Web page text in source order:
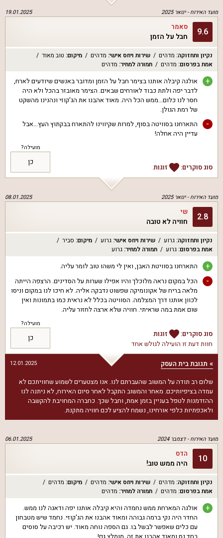
מועד האירוח -ינואר 2025 19.01.2025
9.6 סאמר
חבל על הזמן
נקיון ותחזוקה: מדהים שירות ויחס אישי: מדהים מיקום: טוב מאוד
אמת בפרסום: מדהים תמורה למחיר: מדהים
+
אולגה קיבלה אותנו בצימר חבל על הזמן ומדובר באנשים שיודעים לארח,
לדבר יפה ולתת כבוד לאורחים שבאים. הצימר מאובזר בהכל ולא היה
חסר לנו כלום...ממש הכל היה. מאוד אהבנו את הג'קוזי ונהנינו מהשקט
של רמת הגולן.
-
התארחנו בסוויטה בסוף, למרות שקיווינו להתארח בבקתוץ העץ...אבל
עדיין היה אחלה!
סוג סוקרים: זוגות
מועילה?
כן
מועד האירוח -ינואר 2025 08.01.2025
2.8 שי
חוויה לא טובה
נקיון ותחזוקה: גרוע שירות ויחס אישי: גרוע מיקום: סביר
אמת בפרסום: גרוע תמורה למחיר: גרוע
+ התארחנו בסוויטת האבן, ואין לי משהו טוב לומר עליה.
-
הכל במקום נראה מלוכלך והיו אפילו שערות על הסדינים. הרצפה הייתה
מלאה בריח של אקונומיקה שפשוט נדבקה אליה. לא חיכו לנו במקום וניסו
לכוון אותנו דרך המצלמה. הסוויטה בכלל לא נראית כמו בתמונות ואין
שום אמת במה שראיתי. חוויה שלא ארצה לחזור עליה.
סוג סוקרים:
זוגות
חוות דעת זו הועילה לגולש אחד
מועילה?
כן
תגובת בית העסק 12.01.2025
שלום רב תודה על המשוב שהעברתם לנו. אנו מצטערים לשמוע שחוויתכם לא
עמדה בציפיותיכם. מאחר והמשוב התקבל לאחר סיום האירוח, לא ניתנה לנו
ההזדמנות לטפל בעניין בזמן אמת, וחבל שכך. כחברה המחויבת להקשבה
ולאכפתיות כלפי אורחינו, נשמח להציע לכם חוויה מתקנת.
מועד האירוח -דצמבר 2024 06.01.2025
10 הדס
היה ממש טוב!
נקיון ותחזוקה: מדהים שירות ויחס אישי: מדהים מיקום: מדהים
אמת בפרסום: מדהים תמורה למחיר: מדהים
+
אולגה המארחת ממש נחמדה והיא קיבלה אותנו יפה ודאגה לנו ממש.
החדר היה נקי ברמה גבוהה ומאוד אהבנו את הג'קוזי. נחמד שיש מטבחון
עם כלים שאפשר לבשל בו. גם הספה נוחה מאוד. יש רכיבה על סוסים